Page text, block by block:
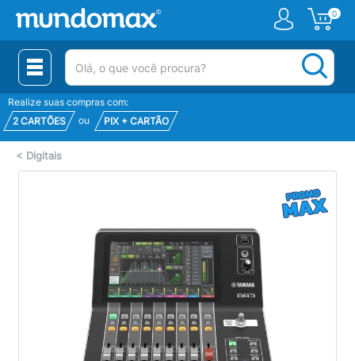
0
(pesquisar)
Realize suas compras com:
2 CARTÕES
ou PIX + CARTÃO
< Digitais